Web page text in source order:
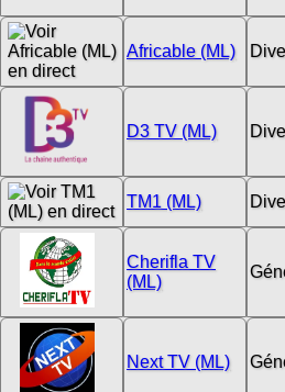
Africable (ML)
D3 TV (ML)
TM1 (ML)
Cherifla TV
(ML)
Next TV (ML)